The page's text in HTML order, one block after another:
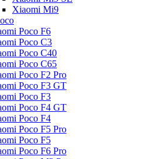
Xiaomi Mi9
Poco F6
Poco C3
Poco C40
Poco C65
Poco F2 Pro
Poco F3 GT
Poco F3
Poco F4 GT
Poco F4
Poco F5 Pro
Poco F5
Poco F6 Pro